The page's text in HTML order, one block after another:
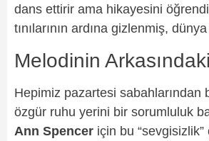
dans ettirir ama hikayesini
tınılarının ardına gizlenmiş,
Melodinin
Hepimiz pazartesi
özgür ruhu yerini bir sorumluluk
Ann Spencer için bu